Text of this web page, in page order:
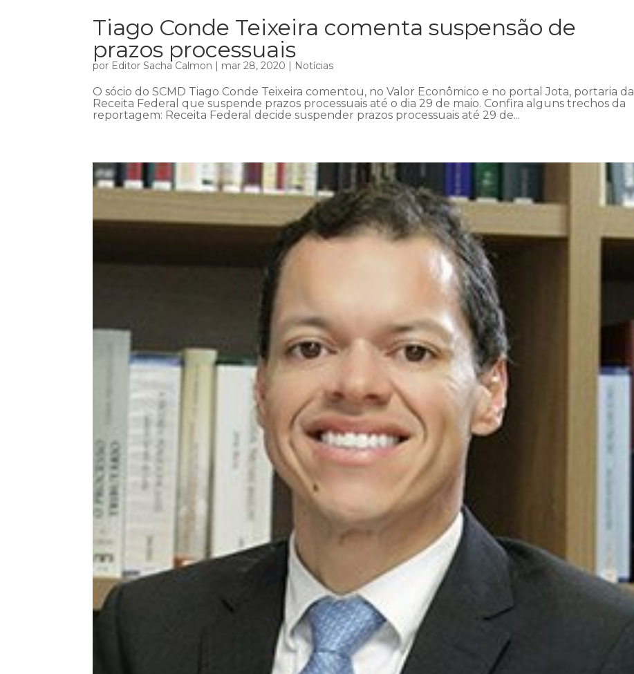
Tiago Conde Teixeira comenta suspensão de
prazos processuais
por Editor Sacha Calmon | mar 28, 2020 | Notícias
O sócio do SCMD Tiago Conde Teixeira comentou, no Valor Econômico e no portal Jota, portaria da
Receita Federal que suspende prazos processuais até o dia 29 de maio. Confira alguns trechos da
reportagem: Receita Federal decide suspender prazos processuais até 29 de...